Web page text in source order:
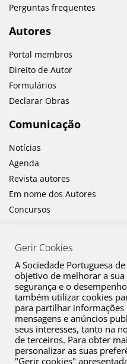
Perguntas frequentes
Autores
Portal membros
Direito de Autor
Formulários
Declarar Obras
Comunicação
Notícias
Agenda
Revista autores
Em nome dos Autores
Concursos
Canal de Denúncia
Plano de Prevenção de
Política de Privacidade
Política de Cookies
Gerir Cookies
A Sociedade Portuguesa
objetivo de melhorar a sua
segurança e o
também utilizar cookies
para partilhar informações
mensagens e anúncios
seus interesses, tanto na
de terceiros. Para obter
personalizar as suas
"Gerir cookies"